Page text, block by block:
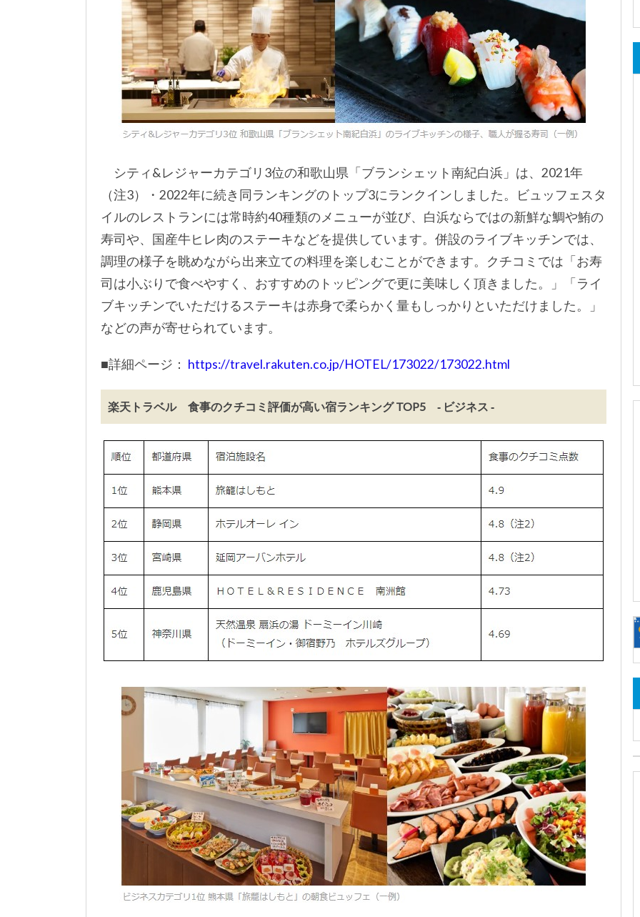
シティ&レジャーカテゴリ3位の和歌山県「ブランシェット南紀白浜」は、2021年
（注3）・2022年に続き同ランキングのトップ3にランクインしました。ビュッフェスタ
イルのレストランには常時約40種類のメニューが並び、白浜ならではの新鮮な鯛や鮪の
寿司や、国産牛ヒレ肉のステーキなどを提供しています。併設のライブキッチンでは、
調理の様子を眺めながら出来立ての料理を楽しむことができます。クチコミでは「お寿
司は小ぶりで食べやすく、おすすめのトッピングで更に美味しく頂きました。」「ライ
ブキッチンでいただけるステーキは赤身で柔らかく量もしっかりといただけました。」
などの声が寄せられています。
■詳細ページ： https://travel.rakuten.co.jp/HOTEL/173022/173022.html
楽天トラベル 食事のクチコミ評価が高い宿ランキング TOP5 ‐ ビジネス ‐